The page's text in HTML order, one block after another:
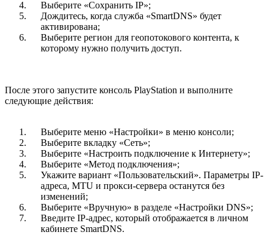
Выберите «Сохранить IP»;
Дождитесь, когда служба «SmartDNS» будет
активирована;
Выберите регион для геопотокового контента, к
которому нужно получить доступ.
После этого запустите консоль PlayStation и выполните
следующие действия:
Выберите меню «Настройки» в меню консоли;
Выберите вкладку «Сеть»;
Выберите «Настроить подключение к Интернету»;
Выберите «Метод подключения»;
Укажите вариант «Пользовательский». Параметры IP-
адреса, MTU и прокси-сервера останутся без
изменений;
Выберите «Вручную» в разделе «Настройки DNS»;
Введите IP-адрес, который отображается в личном
кабинете SmartDNS.